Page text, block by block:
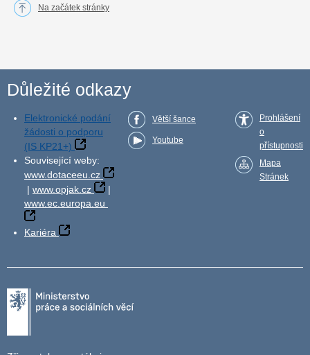
Na začátek stránky
Důležité odkazy
Elektronické podání
žádosti o podporu
(IS KP21+)
Související weby:
www.dotaceeu.cz
| www.opjak.cz
|
www.ec.europa.eu
Kariéra
Větší šance
Youtube
Prohlášení
o
přístupnosti
Mapa
Stránek